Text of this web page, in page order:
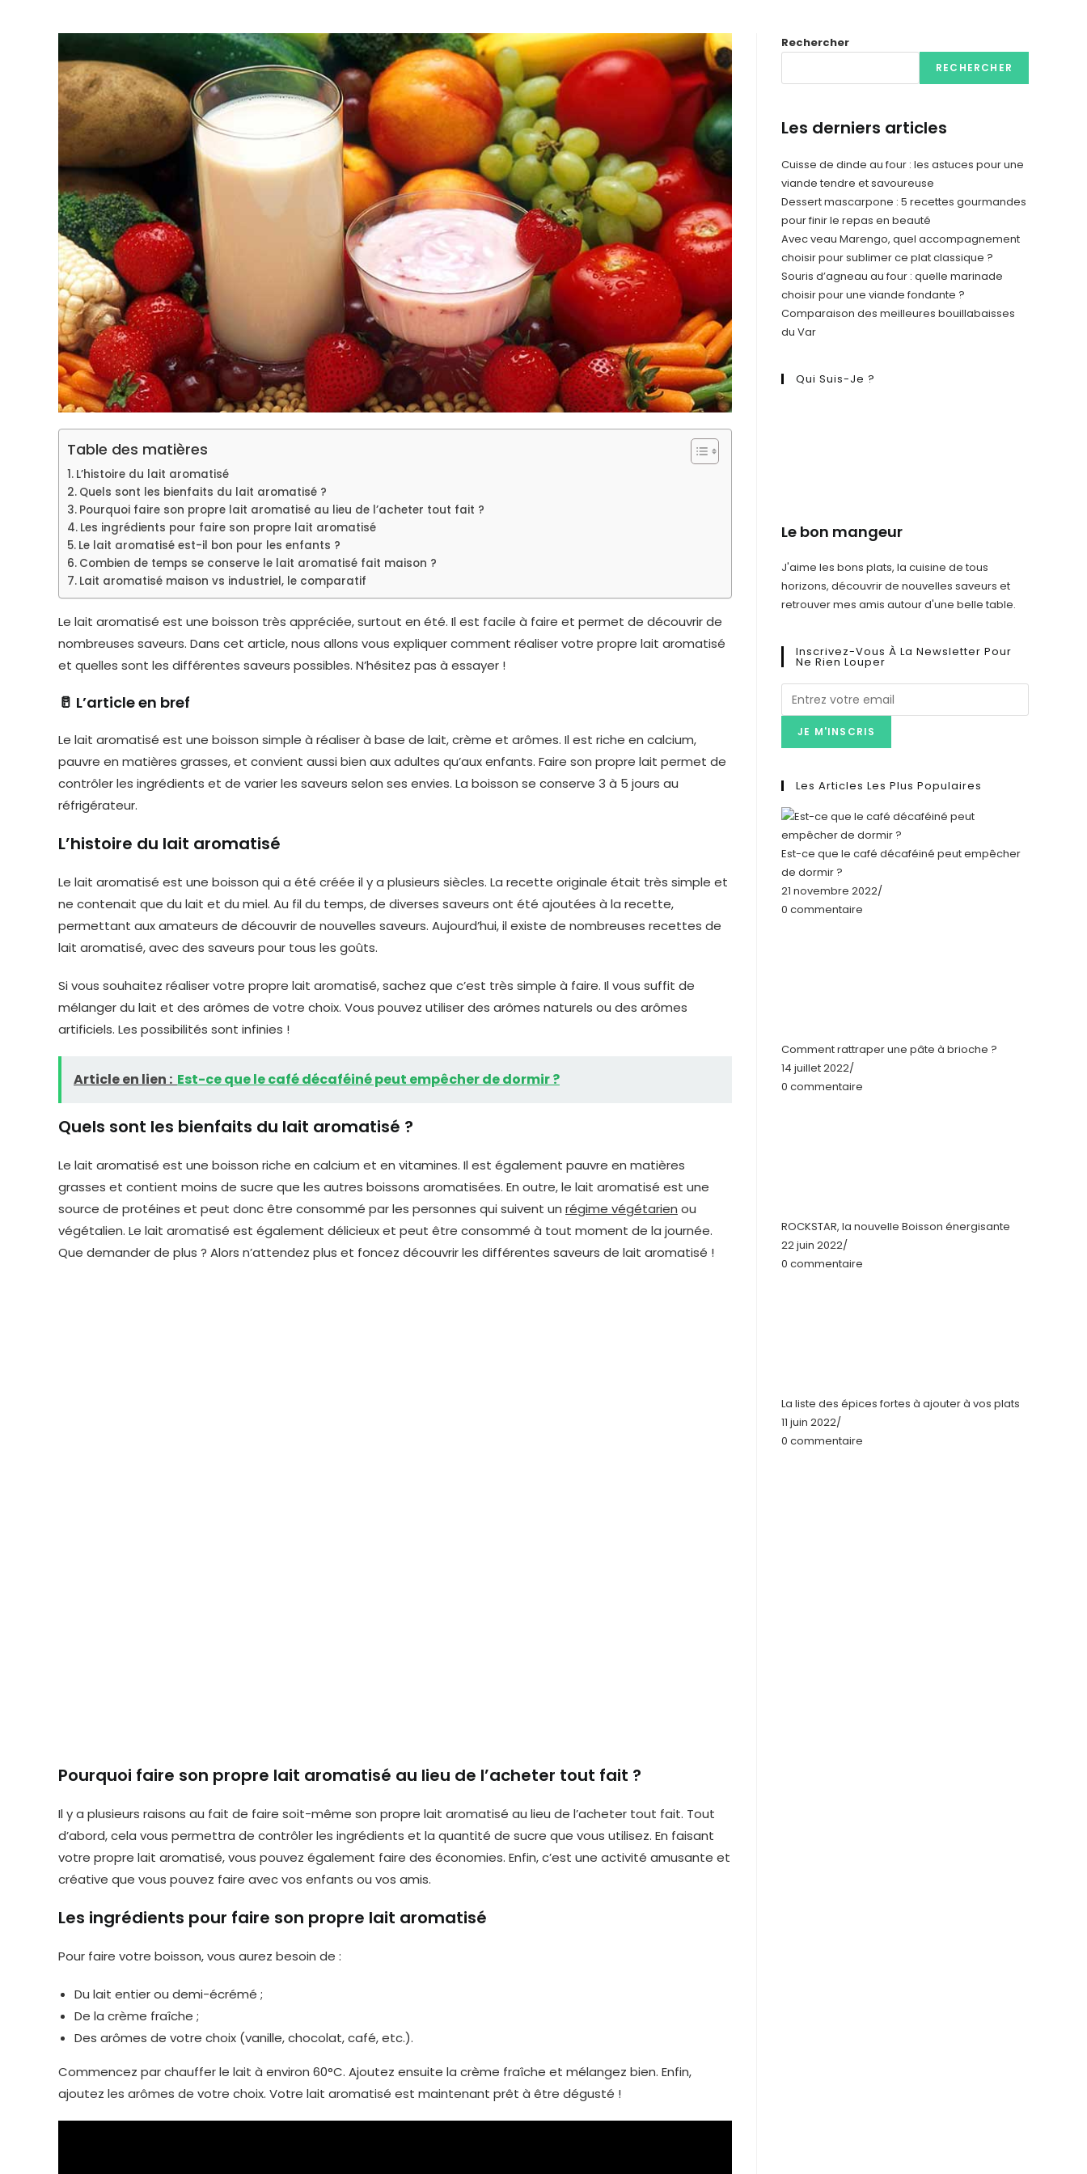
Table des matières
L’histoire du lait aromatisé
Quels sont les bienfaits du lait aromatisé ?
Pourquoi faire son propre lait aromatisé au lieu de l’acheter tout fait ?
Les ingrédients pour faire son propre lait aromatisé
Le lait aromatisé est-il bon pour les enfants ?
Combien de temps se conserve le lait aromatisé fait maison ?
Lait aromatisé maison vs industriel, le comparatif
Le lait aromatisé est une boisson très appréciée, surtout en été. Il est facile à faire et permet de découvrir de
nombreuses saveurs. Dans cet article, nous allons vous expliquer comment réaliser votre propre lait aromatisé
et quelles sont les différentes saveurs possibles. N’hésitez pas à essayer !
🥛 L’article en bref
Le lait aromatisé est une boisson simple à réaliser à base de lait, crème et arômes. Il est riche en calcium,
pauvre en matières grasses, et convient aussi bien aux adultes qu’aux enfants. Faire son propre lait permet de
contrôler les ingrédients et de varier les saveurs selon ses envies. La boisson se conserve 3 à 5 jours au
réfrigérateur.
L’histoire du lait aromatisé
Le lait aromatisé est une boisson qui a été créée il y a plusieurs siècles. La recette originale était très simple et
ne contenait que du lait et du miel. Au fil du temps, de diverses saveurs ont été ajoutées à la recette,
permettant aux amateurs de découvrir de nouvelles saveurs. Aujourd’hui, il existe de nombreuses recettes de
lait aromatisé, avec des saveurs pour tous les goûts.
Si vous souhaitez réaliser votre propre lait aromatisé, sachez que c’est très simple à faire. Il vous suffit de
mélanger du lait et des arômes de votre choix. Vous pouvez utiliser des arômes naturels ou des arômes
artificiels. Les possibilités sont infinies !
Article en lien : Est-ce que le café décaféiné peut empêcher de dormir ?
Quels sont les bienfaits du lait aromatisé ?
Le lait aromatisé est une boisson riche en calcium et en vitamines. Il est également pauvre en matières
grasses et contient moins de sucre que les autres boissons aromatisées. En outre, le lait aromatisé est une
source de protéines et peut donc être consommé par les personnes qui suivent un régime végétarien ou
végétalien. Le lait aromatisé est également délicieux et peut être consommé à tout moment de la journée.
Que demander de plus ? Alors n’attendez plus et foncez découvrir les différentes saveurs de lait aromatisé !
Pourquoi faire son propre lait aromatisé au lieu de l’acheter tout fait ?
Il y a plusieurs raisons au fait de faire soit-même son propre lait aromatisé au lieu de l’acheter tout fait. Tout
d’abord, cela vous permettra de contrôler les ingrédients et la quantité de sucre que vous utilisez. En faisant
votre propre lait aromatisé, vous pouvez également faire des économies. Enfin, c’est une activité amusante et
créative que vous pouvez faire avec vos enfants ou vos amis.
Les ingrédients pour faire son propre lait aromatisé
Pour faire votre boisson, vous aurez besoin de :
Du lait entier ou demi-écrémé ;
De la crème fraîche ;
Des arômes de votre choix (vanille, chocolat, café, etc.).
Commencez par chauffer le lait à environ 60°C. Ajoutez ensuite la crème fraîche et mélangez bien. Enfin,
ajoutez les arômes de votre choix. Votre lait aromatisé est maintenant prêt à être dégusté !
Rechercher
RECHERCHER
Les derniers articles
Cuisse de dinde au four : les astuces pour une
viande tendre et savoureuse
Dessert mascarpone : 5 recettes gourmandes
pour finir le repas en beauté
Avec veau Marengo, quel accompagnement
choisir pour sublimer ce plat classique ?
Souris d’agneau au four : quelle marinade
choisir pour une viande fondante ?
Comparaison des meilleures bouillabaisses
du Var
Qui Suis-Je ?
Le bon mangeur
J'aime les bons plats, la cuisine de tous
horizons, découvrir de nouvelles saveurs et
retrouver mes amis autour d'une belle table.
Inscrivez-Vous À La Newsletter Pour
Ne Rien Louper
JE M'INSCRIS
Les Articles Les Plus Populaires
Est-ce que le café décaféiné peut empêcher
de dormir ?
21 novembre 2022/
0 commentaire
Comment rattraper une pâte à brioche ?
14 juillet 2022/
0 commentaire
ROCKSTAR, la nouvelle Boisson énergisante
22 juin 2022/
0 commentaire
La liste des épices fortes à ajouter à vos plats
11 juin 2022/
0 commentaire